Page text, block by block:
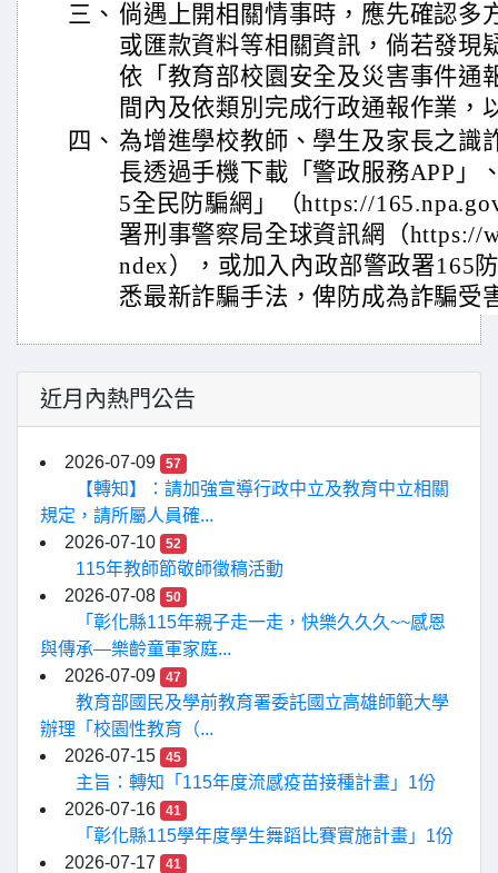
三、 倘遇上開相關情事時，應先確認多
或匯款資料等相關資訊，倘若發現
依「教育部校園安全及災害事件通
間內及依類別完成行政通報作業，
四、 為增進學校教師、學生及家長之識
長透過手機下載「警政服務APP」
5全民防騙網」（https://
署刑事警察局全球資訊網（https://
ndex），或加入內政部警政署165
悉最新詐騙手法，俾防成為詐騙受
近月內熱門公告
2026-07-09 57
【轉知】：請加強宣導行政中立及教育中立相關
規定，請所屬人員確...
2026-07-10
52
115年教師節敬師徵稿活動
2026-07-08
50
「彰化縣115年親子走一走，快樂久久久~~感恩
與傳承—樂齡童軍家庭...
2026-07-09
47
教育部國民及學前教育署委託國立高雄師範大學
辦理「校園性教育（...
2026-07-15
45
主旨：轉知「115年度流感疫苗接種計畫」1份
2026-07-16
41
「彰化縣115學年度學生舞蹈比賽實施計畫」1份
2026-07-17
41